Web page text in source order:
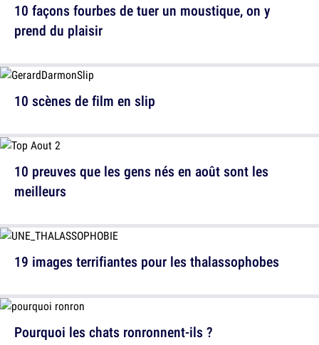
10 façons fourbes de tuer un moustique, on y
prend du plaisir
10 preuves que les gens nés en août sont les
meilleurs
Pourquoi les chats ronronnent-ils ?
10 scènes de film en slip
19 images terrifiantes pour les thalassophobes